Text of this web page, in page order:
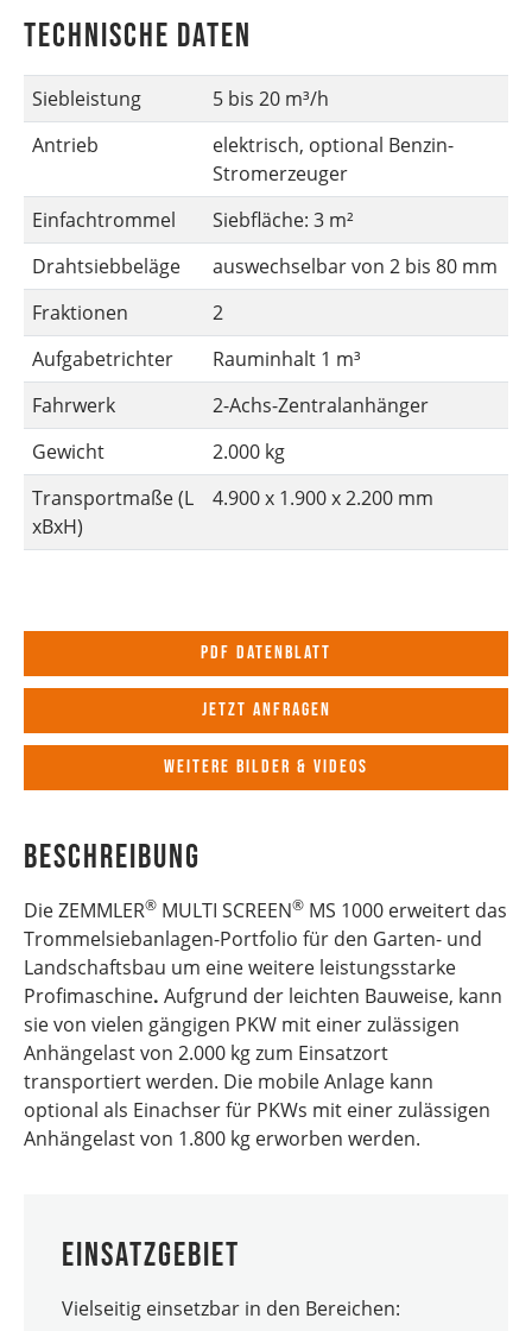
Technische Daten
Siebleistung
5 bis 20 m³/h
Antrieb
elektrisch, optional Benzin-
Stromerzeuger
Einfachtrommel
Siebfläche: 3 m²
Drahtsiebbeläge
auswechselbar von 2 bis 80 mm
Fraktionen
2
Aufgabetrichter
Rauminhalt 1 m³
Fahrwerk
2-Achs-Zentralanhänger
Gewicht
2.000 kg
Transportmaße (L
xBxH)
4.900 x 1.900 x 2.200 mm
PDF Datenblatt
Jetzt anfragen
Weitere Bilder & Videos
Beschreibung
Die ZEMMLER® MULTI SCREEN® MS 1000 erweitert das
Trommelsiebanlagen-Portfolio für den Garten- und
Landschaftsbau um eine weitere leistungsstarke
Profimaschine. Aufgrund der leichten Bauweise, kann
sie von vielen gängigen PKW mit einer zulässigen
Anhängelast von 2.000 kg zum Einsatzort
transportiert werden. Die mobile Anlage kann
optional als Einachser für PKWs mit einer zulässigen
Anhängelast von 1.800 kg erworben werden.
Einsatzgebiet
Vielseitig einsetzbar in den Bereichen: